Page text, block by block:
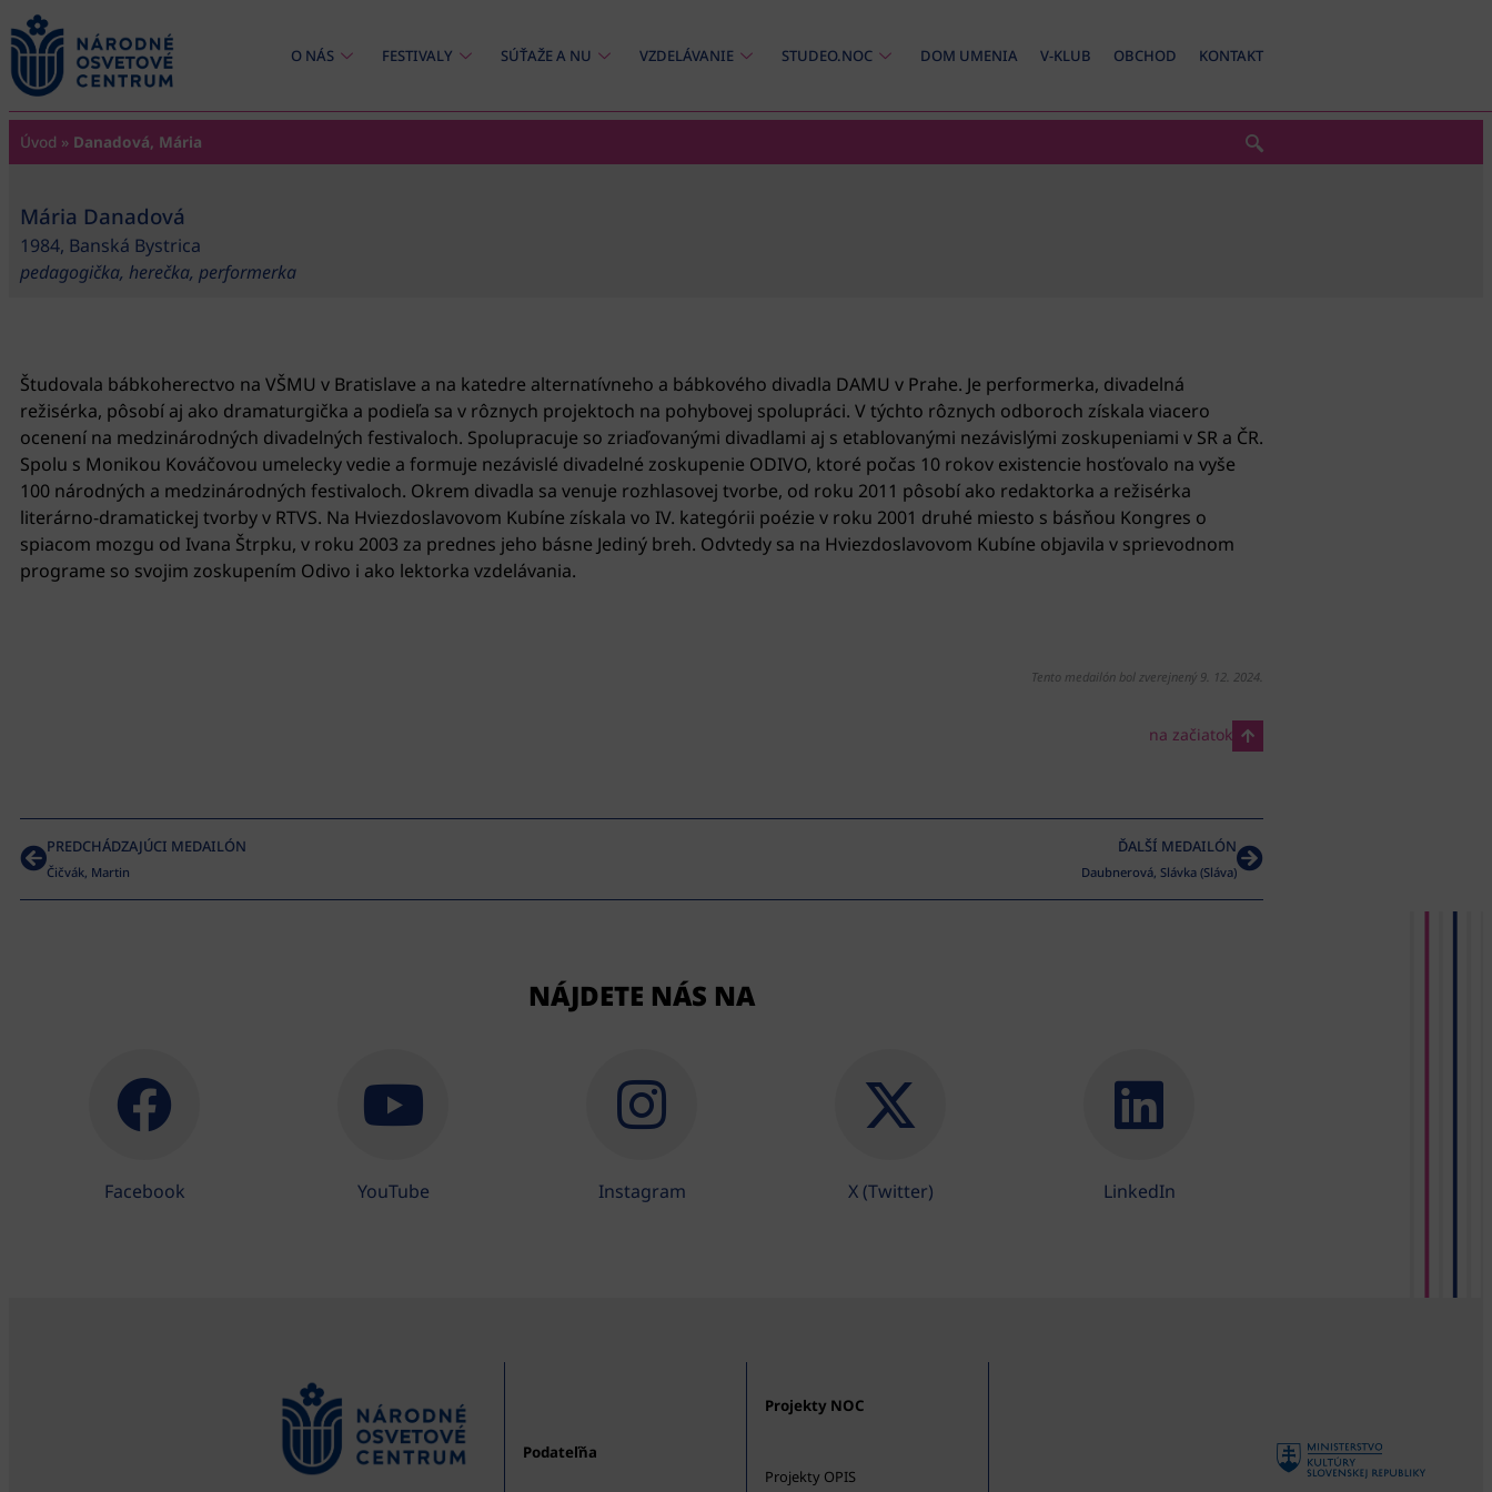
content
O NÁS FESTIVALY SÚŤAŽE A NU VZDELÁVANIE STUDEO.NOC DOM UMENIA V-KLUB OBCHOD KONTAKT
Úvod » Danadová, Mária
Mária Danadová
1984, Banská Bystrica
pedagogička, herečka, performerka
Študovala bábkoherectvo na VŠMU v Bratislave a na katedre alternatívneho a bábkového divadla DAMU v Prahe. Je performerka, divadelná
režisérka, pôsobí aj ako dramaturgička a podieľa sa v rôznych projektoch na pohybovej spolupráci. V týchto rôznych odboroch získala viacero
ocenení na medzinárodných divadelných festivaloch. Spolupracuje so zriaďovanými divadlami aj s etablovanými nezávislými zoskupeniami v SR a ČR.
Spolu s Monikou Kováčovou umelecky vedie a formuje nezávislé divadelné zoskupenie ODIVO, ktoré počas 10 rokov existencie hosťovalo na vyše
100 národných a medzinárodných festivaloch. Okrem divadla sa venuje rozhlasovej tvorbe, od roku 2011 pôsobí ako redaktorka a režisérka
literárno-dramatickej tvorby v RTVS. Na Hviezdoslavovom Kubíne získala vo IV. kategórii poézie v roku 2001 druhé miesto s básňou Kongres o
spiacom mozgu od Ivana Štrpku, v roku 2003 za prednes jeho básne Jediný breh. Odvtedy sa na Hviezdoslavovom Kubíne objavila v sprievodnom
programe so svojim zoskupením Odivo i ako lektorka vzdelávania.
Tento medailón bol zverejnený 9. 12. 2024.
na začiatok
PREDCHÁDZAJÚCI MEDAILÓN
Čičvák, Martin
ĎALŠÍ MEDAILÓN
Daubnerová, Slávka (Sláva)
NÁJDETE NÁS NA
Facebook YouTube Instagram X (Twitter) LinkedIn
Podateľňa
Projekty NOC
Projekty OPIS